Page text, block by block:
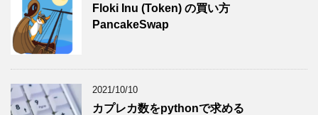
Floki Inu (Token) の買い方
PancakeSwap
2021/10/10
カプレカ数をpythonで求める